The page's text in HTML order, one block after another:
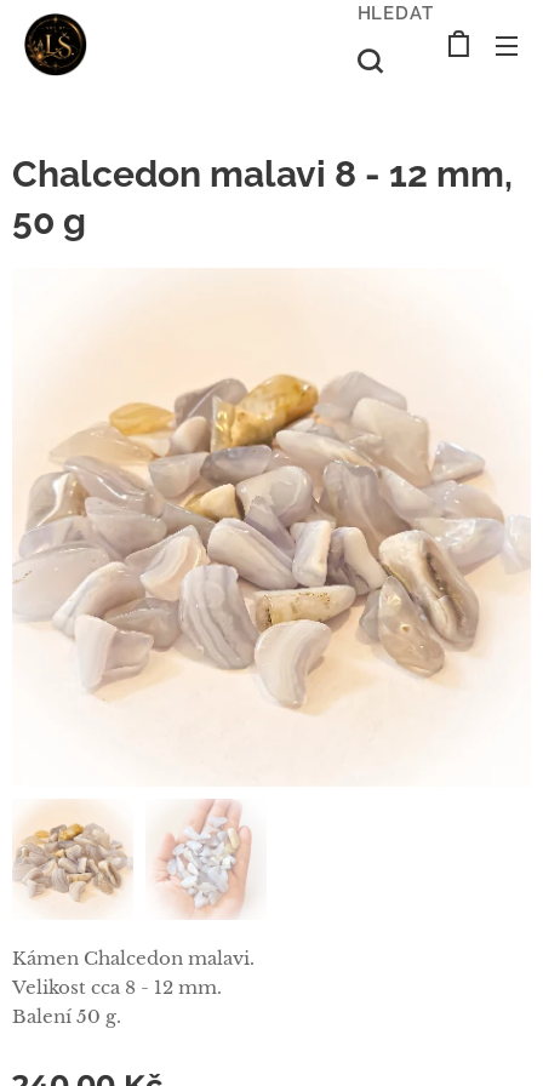
HLEDAT
Chalcedon malavi 8 - 12 mm,
50 g
Kámen Chalcedon malavi.
Velikost cca 8 - 12 mm.
Balení 50 g.